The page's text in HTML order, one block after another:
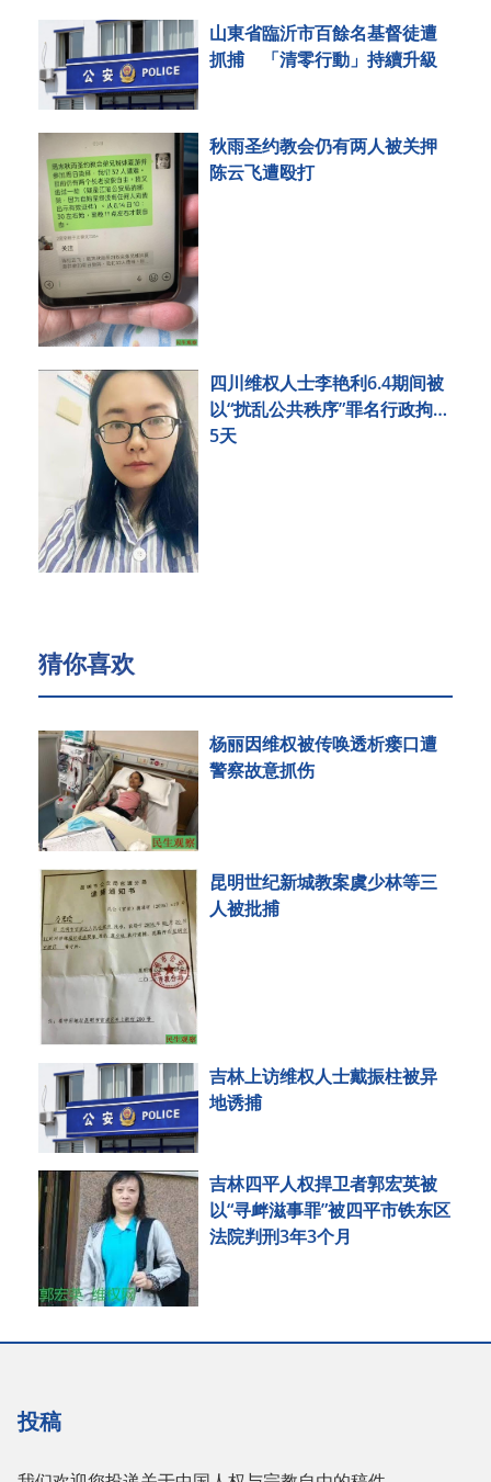
山東省臨沂市百餘名基督徒遭
抓捕 「清零行動」持續升級
秋雨圣约教会仍有两人被关押
陈云飞遭殴打
四川维权人士李艳利6.4期间被
以“扰乱公共秩序”罪名行政拘留
5天
猜你喜欢
杨丽因维权被传唤透析瘘口遭
警察故意抓伤
昆明世纪新城教案虞少林等三
人被批捕
吉林上访维权人士戴振柱被异
地诱捕
吉林四平人权捍卫者郭宏英被
以“寻衅滋事罪”被四平市铁东区
法院判刑3年3个月
投稿